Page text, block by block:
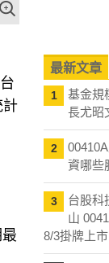
計
最新文章
1
基金規
長尤昭
2
資哪些
3
台股科
山
8/3掛牌上市